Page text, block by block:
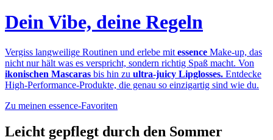
Dein Vibe, deine Regeln
Vergiss langweilige Routinen und erlebe mit essence Make-up, das
nicht nur hält was es verspricht, sondern richtig Spaß macht. Von
ikonischen Mascaras bis hin zu ultra-juicy Lipglosses. Entdecke
High-Performance-Produkte, die genau so einzigartig sind wie du.
Zu meinen essence-Favoriten
Leicht gepflegt durch den Sommer